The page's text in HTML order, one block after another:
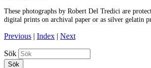
These photographs by Robert Del Tredici are
digital prints on archival paper or as silver gelatin
Previous | Index | Next
Sök